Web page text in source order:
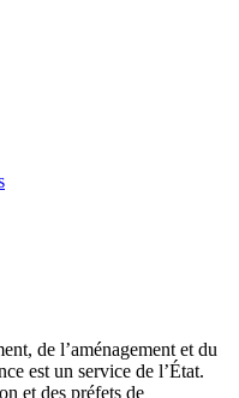
de l’aménagement et du
est un service de l’État.
et des préfets de